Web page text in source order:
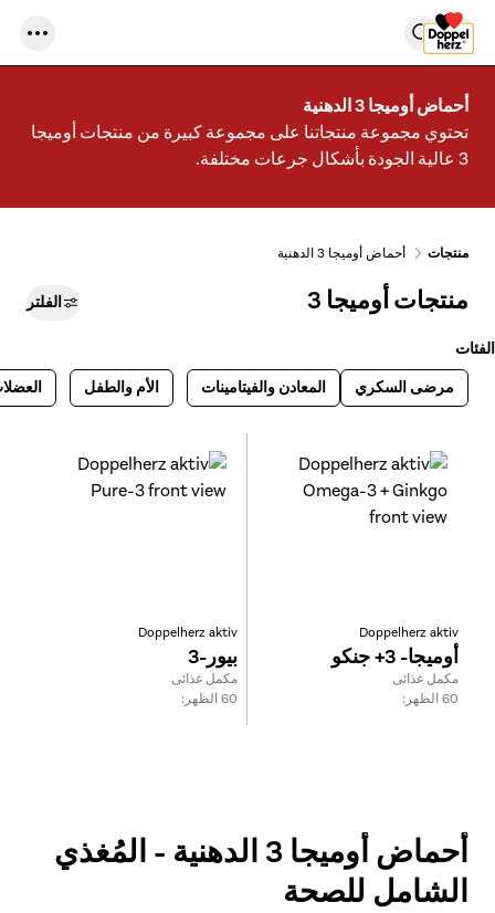
أحماض أوميجا 3 الدهنية
تحتوي مجموعة منتجاتنا على مجموعة كبيرة من منتجات أوميجا
3 عالية الجودة بأشكال جرعات مختلفة.
منتجات أحماض أوميجا 3 الدهنية
منتجات أوميجا 3 الفلتر
الفئات
مرضى السكري المعادن والفيتامينات الأم والطفل
Doppelherz aktiv
أوميجا- 3+ جنكو
Type:
مكمل غذائى
Size:
60 الظهر:
Doppelherz aktiv
بيور-3
Type:
مكمل غذائى
Size:
60 الظهر:
أحماض أوميجا 3 الدهنية - المُغذي
الشامل للصحة